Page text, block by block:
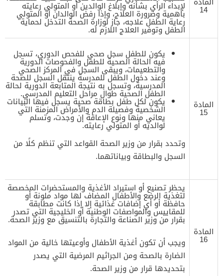
14 لإبداء الرأي بشأنه وإبلاغ الوالدين أو المتولي رعايته
بأهمية وضرورة العلاج، وإذا رفض الوالدان أو المتولي
رعاية الطفل علاجه، جاز لوزارة الصحة التدخل لحماية
الطفل وتوفير العلاج اللازم له.
المادة
15
يكون للطفل سجل صحي للفحص الدوري، تسجل
فيه الحالة الصحية للطفل والفحوصات الدورية
والتطعيمات، ويبقى السجل في المركز الصحي
وعند دخول الطفل للمدرسة ينتقل السجل للصحة
المدرسية، وتسجل به نتيجة المتابعة الدورية لحالة
الطفل الصحية طوال مراحل التعليم المدرسي.
يكون لكل طفل بطاقة صحية يسجل فيها البيانات
الشخصية وفصيلة الدم والأمراض المزمنة التي
يعاني منها ونوع الإعاقة إن وجدت، وتسلم
لوالديه أو المتولي رعايته.
وتحدد بقرار من وزير الصحة القواعد التي تنظم كلًا من
السجل والبطاقة وبياناتهما.
المادة
16
يحظر تصنيع أو استيراد الأغذية والمستحضرات المخصصة
لتغذية الرضع والأطفال المضاف لها مواد ملونة أو
حافظة أو أي إضافات غذائية إلا إذا كانت مطابقة
للمقاييس والمواصفات الوطنية أو الخليجية التي تصدر
بقرار من وزير الصناعة والتجارة بالتنسيق مع وزير الصحة.
ويجب أن تكون أغذية الأطفال وأوعيتها خالية من المواد
الضارة بالصحة ومن الجراثيم المرضية التي يصدر
بتحديدها قرار من وزير الصحة.